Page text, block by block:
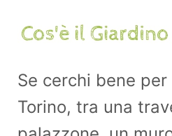
Se cerchi bene
Torino, tra una